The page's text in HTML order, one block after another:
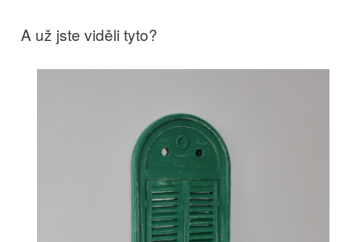
A už jste viděli tyto?